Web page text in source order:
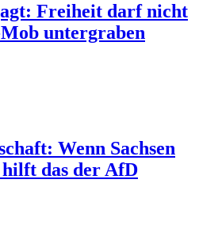
Freiheit darf nicht
untergraben
Wenn Sachsen
das der AfD